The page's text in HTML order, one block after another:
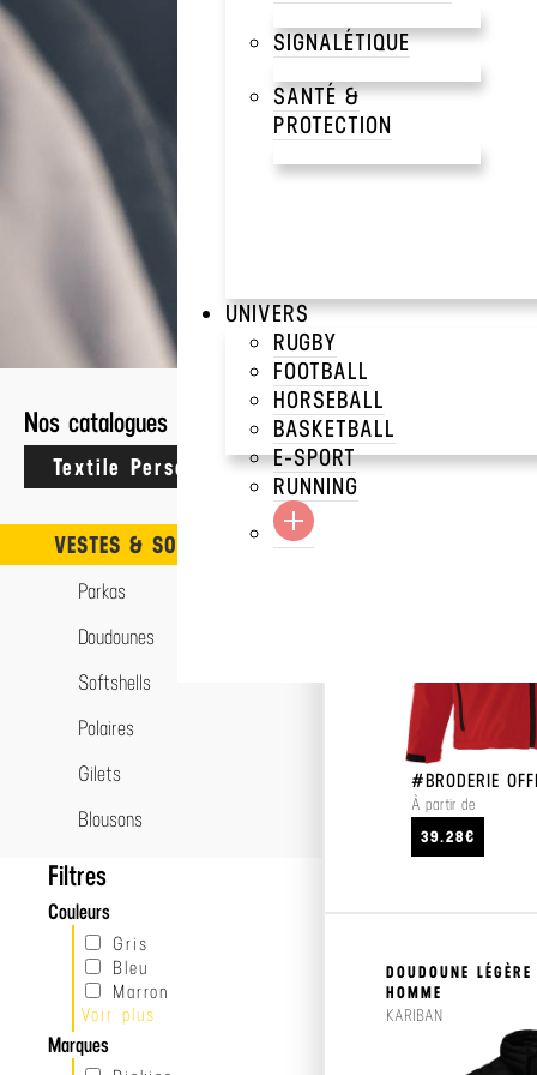
SIGNALÉTIQUE
SANTÉ &
PROTECTION
UNIVERS
RUGBY
FOOTBALL
HORSEBALL
BASKETBALL
E-SPORT
RUNNING
Nos catalogues
VESTES & SOFTSHELLS
Parkas
Doudounes
Softshells
Polaires
Gilets
Blousons
Filtres
Couleurs
Gris
Bleu
Marron
Beige
Noir
Voir plus
Marques
68 résultats
VESTE HOMME
SOFTSHELL RELAX
#BRODERIE
À partir de
39.28€
DOUDOUNE LÉGÈRE
HOMME
KARIBAN